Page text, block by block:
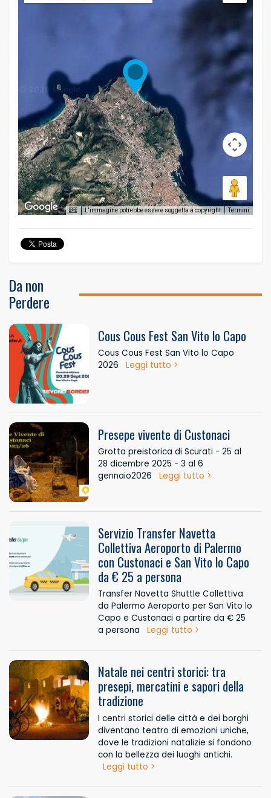
L'immagine potrebbe essere soggetta a copyright Termini
Da non
Perdere
Cous Cous Fest San Vito lo Capo
Cous Cous Fest San Vito lo Capo
2026
Leggi tutto >
Presepe vivente di Custonaci
Grotta preistorica di Scurati - 25 al
28 dicembre 2025 - 3 al 6
gennaio2026
Leggi tutto >
Servizio Transfer Navetta
Collettiva Aeroporto di Palermo
con Custonaci e San Vito lo Capo
da € 25 a persona
Transfer Navetta Shuttle Collettiva
da Palermo Aeroporto per San Vito lo
Capo e Custonaci a partire da € 25
a persona
Leggi tutto >
Natale nei centri storici: tra
presepi, mercatini e sapori della
tradizione
I centri storici delle città e dei borghi
diventano teatro di emozioni uniche,
dove le tradizioni natalizie si fondono
con la bellezza dei luoghi antichi.
Leggi tutto >